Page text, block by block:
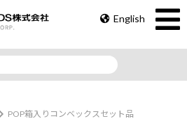
English
POP箱入りコンベックスセット品